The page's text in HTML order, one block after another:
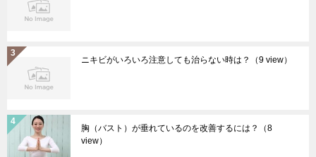
ニキビがいろいろ注意しても治らない時は？ （9 view）
胸（バスト）が垂れているのを改善するには？
（8
view）